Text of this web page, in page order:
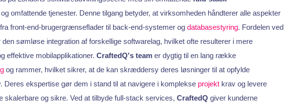
omfattende tjenester. Denne tilgang betyder, at virksomheden håndterer alle aspekter
front-end-brugergrænseflader til back-end-systemer og databasestyring. Fordelen ved
sømløse integration af forskellige softwarelag, hvilket ofte resulterer i mere
effektive mobilapplikationer. CraftedQ's teamer dygtig til en lang række
og rammer, hvilket sikrer, at de kan skræddersy deres løsninger til at opfylde
Deres ekspertise gør dem i stand til at navigere i komplekse projektkrav og levere
skalerbare og sikre. Ved at tilbyde full-stack services, CraftedQ giver kunderne